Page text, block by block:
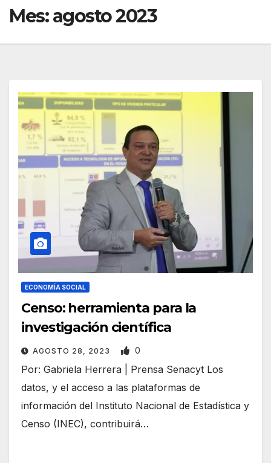
Mes:agosto 2023
ECONOMÍA SOCIAL
Censo: herramienta para la
investigación científica
AGOSTO 28, 2023 0
Por: Gabriela Herrera | Prensa Senacyt Los
datos, y el acceso a las plataformas de
información del Instituto Nacional de Estadística y
Censo (INEC), contribuirá…